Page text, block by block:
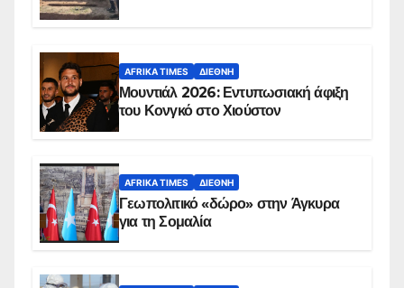
AFRIKA TIMES ΔΙΕΘΝΉ
Μουντιάλ 2026: Εντυπωσιακή άφιξη
του Κονγκό στο Χιούστον
AFRIKA TIMES ΔΙΕΘΝΉ
Γεωπολιτικό «δώρο» στην Άγκυρα
για τη Σομαλία